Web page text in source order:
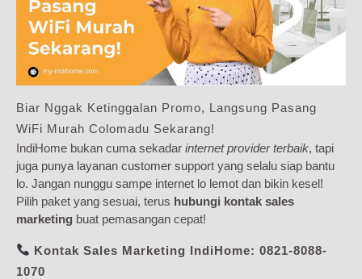
Biar Nggak Ketinggalan Promo, Langsung Pasang
WiFi Murah Colomadu Sekarang!
IndiHome bukan cuma sekadar internet provider terbaik, tapi
juga punya layanan customer support yang selalu siap bantu
lo. Jangan nunggu sampe internet lo lemot dan bikin kesel!
Pilih paket yang sesuai, terus hubungi kontak sales
marketing buat pemasangan cepat!
Kontak Sales Marketing IndiHome: 0821-8088-
1070